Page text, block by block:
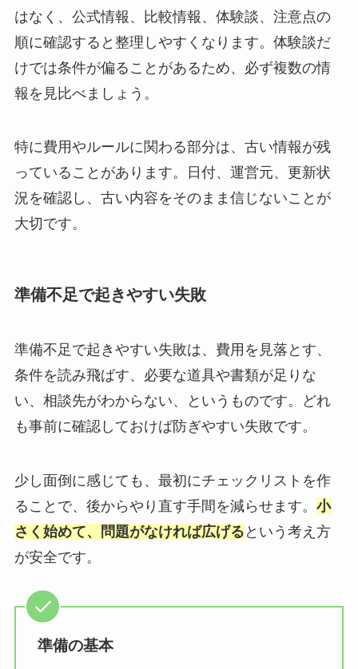
はなく、公式情報、比較情報、体験談、注意点の
順に確認すると整理しやすくなります。体験談だ
けでは条件が偏ることがあるため、必ず複数の情
報を見比べましょう。
特に費用やルールに関わる部分は、古い情報が残
っていることがあります。日付、運営元、更新状
況を確認し、古い内容をそのまま信じないことが
大切です。
準備不足で起きやすい失敗
準備不足で起きやすい失敗は、費用を見落とす、
条件を読み飛ばす、必要な道具や書類が足りな
い、相談先がわからない、というものです。どれ
も事前に確認しておけば防ぎやすい失敗です。
少し面倒に感じても、最初にチェックリストを作
ることで、後からやり直す手間を減らせます。 小
さく始めて、問題がなければ広げる という考え方
が安全です。
準備の基本